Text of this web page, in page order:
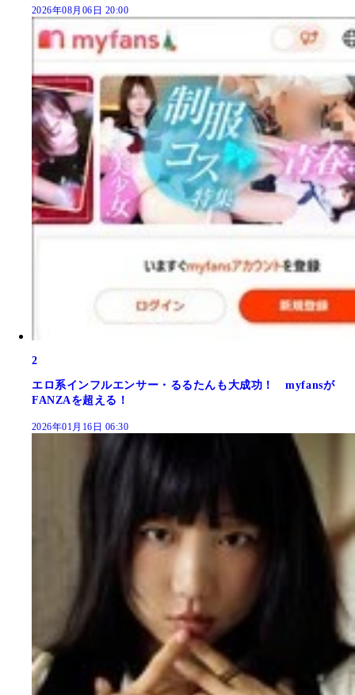
2026年08月06日 20:00
2
エロ系インフルエンサー・るるたんも大成功！ myfansが
FANZAを超える！
2026年01月16日 06:30